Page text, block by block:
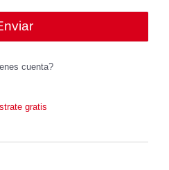
cuenta?
gratis